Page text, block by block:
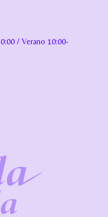
/ Verano 10:00-